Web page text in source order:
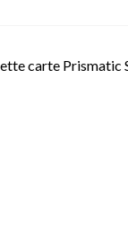
carte Prismatic